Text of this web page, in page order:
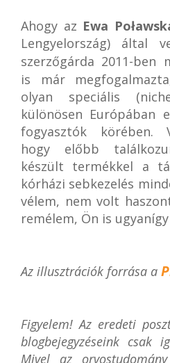
Ahogy az Ewa
Lengyelország) által
szerzőgárda 2011-ben
is már
olyan speciális
különösen Európában
fogyasztók körében.
hogy előbb
készült termékkel a
kórházi sebkezelés
vélem, nem volt
remélem, Ön is
Az illusztrációk forrása a
Figyelem! Az eredeti
blogbejegyzéseink csak
Mivel az